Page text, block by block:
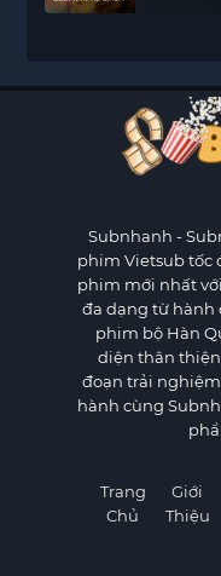
Subnhanh -
phim Vietsub tốc
phim mới nhất
đa dạng từ hành
phim bộ Hàn
diện thân
đoạn trải
hành cùng
Trang
Chủ
Giới
Thiệu